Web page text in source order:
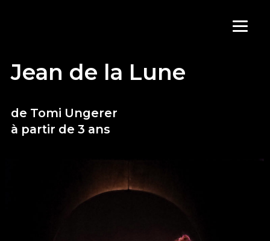
Jean de la Lune
de Tomi Ungerer
à partir de 3 ans